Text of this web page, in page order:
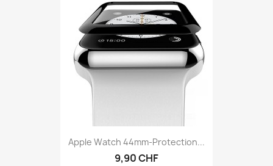
Apple Watch 44mm-Protection...
9,90 CHF